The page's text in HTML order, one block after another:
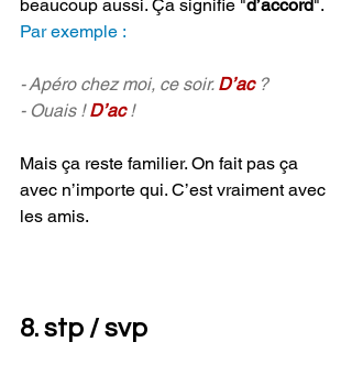
beaucoup aussi. Ça signifie "d’accord".
Par exemple :
- Apéro chez moi, ce soir. D’ac ?
- Ouais ! D’ac !
Mais ça reste familier. On fait pas ça
avec n’importe qui. C’est vraiment avec
les amis.
8. stp / svp